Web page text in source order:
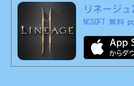
リネージュ
NCSOFT 無料